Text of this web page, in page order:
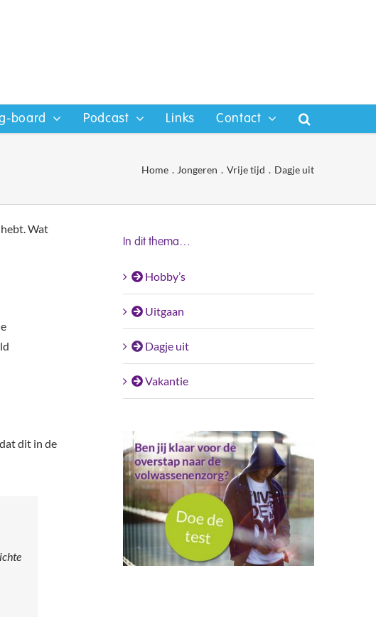
board Podcast Links Contact
Home Jongeren Vrije tijd Dagje uit
Wat
dit in de
In dit thema…
Hobby’s
Uitgaan
Dagje uit
Vakantie